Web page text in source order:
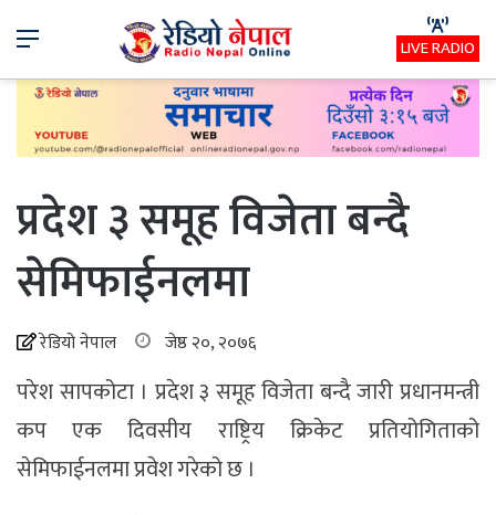
Menu LIVE RADIO
प्रदेश ३ समूह विजेता बन्दै
सेमिफाईनलमा
रेडियो नेपाल जेष्ठ २०, २०७६
परेश सापकोटा । प्रदेश ३ समूह विजेता बन्दै जारी प्रधानमन्त्री
कप एक दिवसीय राष्ट्रिय क्रिकेट प्रतियोगिताको
सेमिफाईनलमा प्रवेश गरेको छ ।